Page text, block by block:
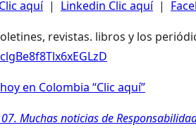
aquí| Linkedin Clic aquí|
revistas. libros y los
en Colombia “Clic aquí”
Muchas noticias de